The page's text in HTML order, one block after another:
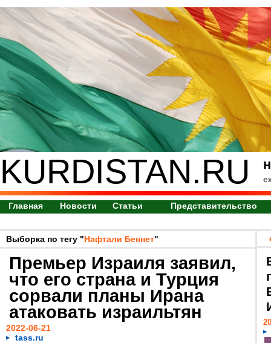
KURDISTAN.RU
Главная Новости Статьи Представительство
Выборка по тегу "Нафтали Беннет"
Премьер Израиля заявил,
что его страна и Турция
сорвали планы Ирана
атаковать израильтян
2022-06-21
tass.ru